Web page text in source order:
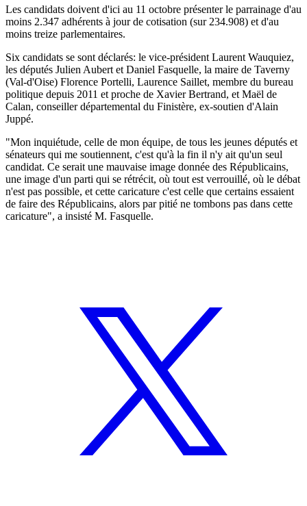
Les candidats doivent d'ici au 11 octobre présenter le parrainage d'au
moins 2.347 adhérents à jour de cotisation (sur 234.908) et d'au
moins treize parlementaires.
Six candidats se sont déclarés: le vice-président Laurent Wauquiez,
les députés Julien Aubert et Daniel Fasquelle, la maire de Taverny
(Val-d'Oise) Florence Portelli, Laurence Saillet, membre du bureau
politique depuis 2011 et proche de Xavier Bertrand, et Maël de
Calan, conseiller départemental du Finistère, ex-soutien d'Alain
Juppé.
"Mon inquiétude, celle de mon équipe, de tous les jeunes députés et
sénateurs qui me soutiennent, c'est qu'à la fin il n'y ait qu'un seul
candidat. Ce serait une mauvaise image donnée des Républicains,
une image d'un parti qui se rétrécit, où tout est verrouillé, où le débat
n'est pas possible, et cette caricature c'est celle que certains essaient
de faire des Républicains, alors par pitié ne tombons pas dans cette
caricature", a insisté M. Fasquelle.